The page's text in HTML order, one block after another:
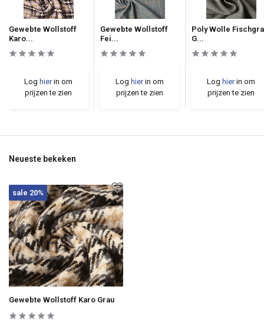
Gewebte Wollstoff
Karo...
Log hierin om
prijzen te zien
Gewebte Wollstoff
Fei...
Log hierin om
prijzen te zien
Poly Wolle
G...
Log hierin om
prijzen te zien
Neueste bekeken
sale 20%
Gewebte Wollstoff Karo Grau